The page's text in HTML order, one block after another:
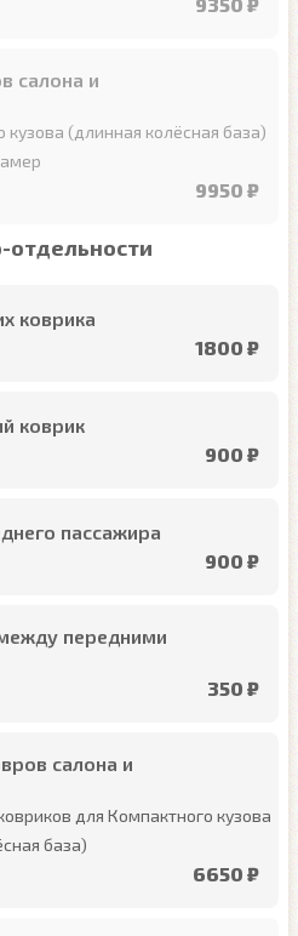
салона и
кузова (длинная колёсная база)
9950 ₽
отдельности
коврика
1800 ₽
коврик
900 ₽
пассажира
900 ₽
передними
350 ₽
салона и
для Компактного кузова
база)
6650 ₽